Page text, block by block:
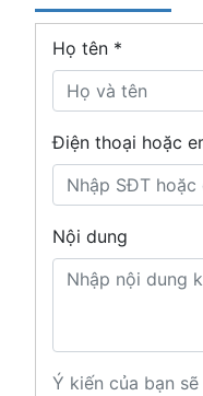
Họ tên *
Điện thoại hoặc
Nội dung
Ý kiến của bạn